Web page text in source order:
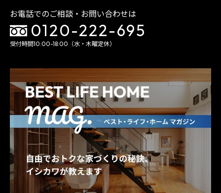
お電話でのご相談・お問い合わせは
0120-222-695
受付時間10:00-18:00（水・木曜定休）